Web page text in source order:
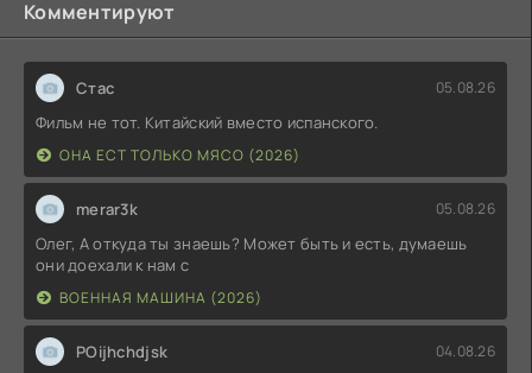
Комментируют
Стас 05.08.26
Фильм не тот. Китайский вместо испанского.
ОНА ЕСТ ТОЛЬКО МЯСО (2026)
merar3k 05.08.26
Олег, А откуда ты знаешь? Может быть и есть, думаешь
они доехали к нам с
ВОЕННАЯ МАШИНА (2026)
POijhchdjsk 04.08.26